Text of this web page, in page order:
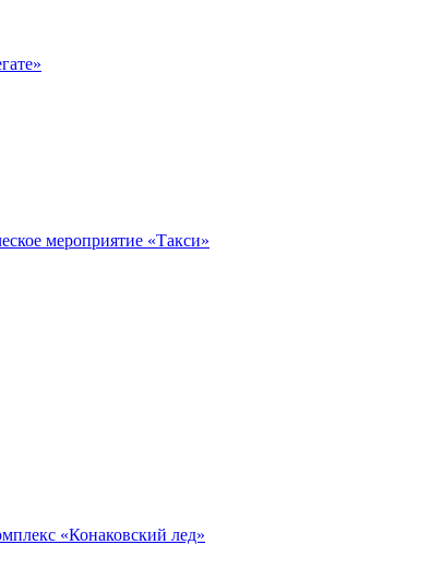
мероприятие «Такси»
«Конаковский лед»